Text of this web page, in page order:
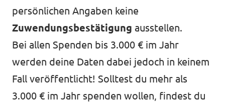
persönlichen Angaben keine
Zuwendungsbestätigung ausstellen.
Bei allen Spenden bis 3.000 € im Jahr
werden deine Daten dabei jedoch in keinem
Fall veröffentlicht! Solltest du mehr als
3.000 € im Jahr spenden wollen, findest du